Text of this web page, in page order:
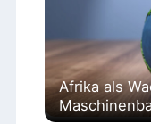
Afrika als